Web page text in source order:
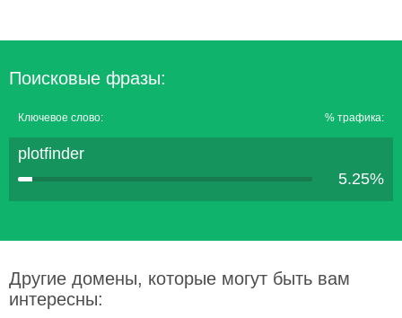
Поисковые фразы:
Ключевое слово: % трафика:
plotfinder
5.25%
Другие домены, которые могут быть вам
интересны: